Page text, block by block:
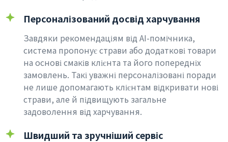
Персоналізований досвід харчування
Завдяки рекомендаціям від AI-помічника,
система пропонує страви або додаткові товари
на основі смаків клієнта та його попередніх
замовлень. Такі уважні персоналізовані поради
не лише допомагають клієнтам відкривати нові
страви, але й підвищують загальне
задоволення від харчування.
Швидший та зручніший сервіс